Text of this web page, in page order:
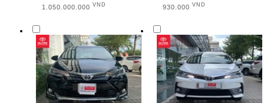
1.050.000.000 VND 930.000 VND